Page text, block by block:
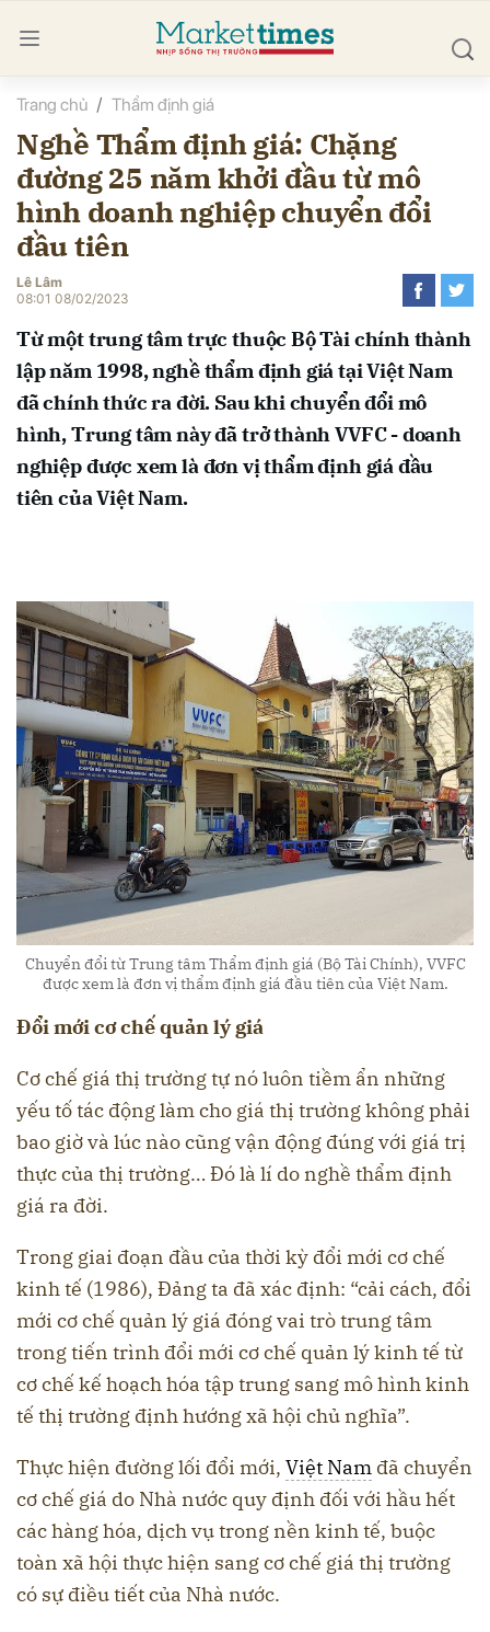
Trang chủ Thẩm định giá
Nghề Thẩm định giá: Chặng
đường 25 năm khởi đầu từ mô
hình doanh nghiệp chuyển đổi
đầu tiên
Lê Lâm
08:01 08/02/2023
Từ một trung tâm trực thuộc Bộ Tài chính thành
lập năm 1998, nghề thẩm định giá tại Việt Nam
đã chính thức ra đời. Sau khi chuyển đổi mô
hình, Trung tâm này đã trở thành VVFC - doanh
nghiệp được xem là đơn vị thẩm định giá đầu
tiên của Việt Nam.
Chuyển đổi từ Trung tâm Thẩm định giá (Bộ Tài Chính), VVFC
được xem là đơn vị thẩm định giá đầu tiên của Việt Nam.
Đổi mới cơ chế quản lý giá
Cơ chế giá thị trường tự nó luôn tiềm ẩn những
yếu tố tác động làm cho giá thị trường không phải
bao giờ và lúc nào cũng vận động đúng với giá trị
thực của thị trường… Đó là lí do nghề thẩm định
giá ra đời.
Trong giai đoạn đầu của thời kỳ đổi mới cơ chế
kinh tế (1986), Đảng ta đã xác định: “cải cách, đổi
mới cơ chế quản lý giá đóng vai trò trung tâm
trong tiến trình đổi mới cơ chế quản lý kinh tế từ
cơ chế kế hoạch hóa tập trung sang mô hình kinh
tế thị trường định hướng xã hội chủ nghĩa”.
Thực hiện đường lối đổi mới, Việt Nam đã chuyển
cơ chế giá do Nhà nước quy định đối với hầu hết
các hàng hóa, dịch vụ trong nền kinh tế, buộc
toàn xã hội thực hiện sang cơ chế giá thị trường
có sự điều tiết của Nhà nước.
luận